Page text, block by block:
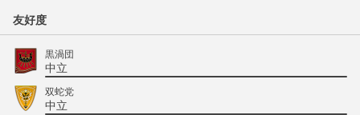
友好度
黒渦団
中立
双蛇党
中立